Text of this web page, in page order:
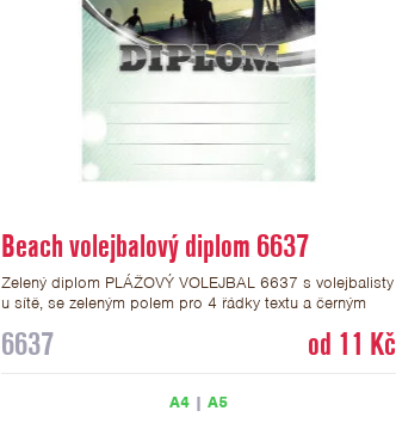
Beach volejbalový diplom 6637
Zelený diplom PLÁŽOVÝ VOLEJBAL 6637 s volejbalisty
u sítě, se zeleným polem pro 4 řádky textu a černým
máme ve formátu A4 a A5. Papírový diplom s motivem
6637 od 11 Kč
A4| A5